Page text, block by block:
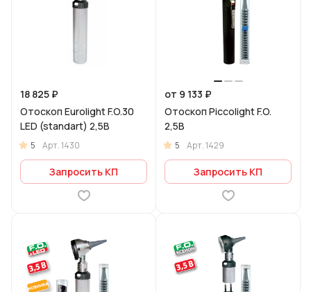
18 825 ₽
Отоскоп Eurolight F.O.30
LED (standart) 2,5В
5 Арт.1430
Запросить КП
от 9 133 ₽
Отоскоп Piccolight F.O.
2,5В
5 Арт.1429
Запросить КП